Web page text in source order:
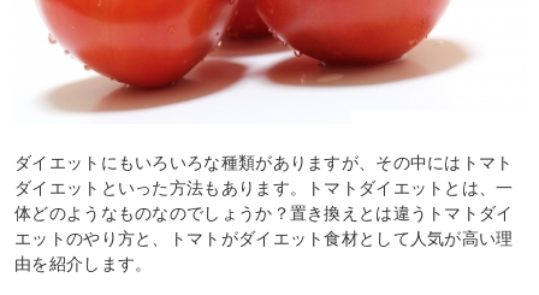
ダイエットにもいろいろな種類がありますが、その中にはトマト
ダイエットといった方法もあります。トマトダイエットとは、一
体どのようなものなのでしょうか？置き換えとは違うトマトダイ
エットのやり方と、トマトがダイエット食材として人気が高い理
由を紹介します。